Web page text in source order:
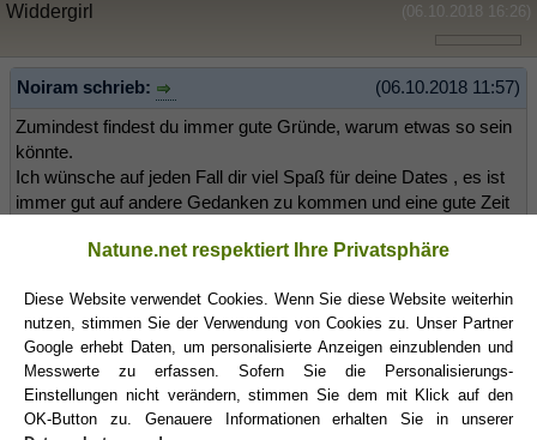
(06.10.2018 16:26)
Widdergirl
(06.10.2018 11:57)
Noiram schrieb:
Zumindest findest du immer gute Gründe, warum etwas so sein
könnte.
Ich wünsche auf jeden Fall dir viel Spaß für deine Dates , es ist
immer gut auf andere Gedanken zu kommen und eine gute Zeit
seit April konkret wieder gehe. Ich habe mich mit demFischnach
acht Jahren getroffen, weil ich einfach mal wieder auswollte, er
war ein Freund für mich, wo ich mir einfach nichts bei dachte.
Habe nicht damit gerechnet, dass mein Libido durch die Decke bei
ihm geht. Das hat mir aber gezeigt, dass ich durchaus
leidenschaftlich sein kann, es nur paar Jahre verloren hatte. Und
Natune.net respektiert Ihre Privatsphäre
Diese Website verwendet Cookies. Wenn Sie diese Website weiterhin
nutzen, stimmen Sie der Verwendung von Cookies zu. Unser Partner
Google erhebt Daten, um personalisierte Anzeigen einzublenden und
Messwerte zu erfassen. Sofern Sie die Personalisierungs-
Einstellungen nicht verändern, stimmen Sie dem mit Klick auf den
OK-Button zu. Genauere Informationen erhalten Sie in unserer